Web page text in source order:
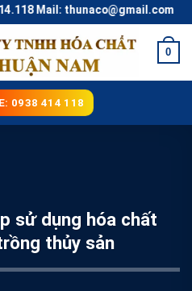
thunaco@gmail.com
0
0938 414 118
sử dụng hóa chất
thủy sản